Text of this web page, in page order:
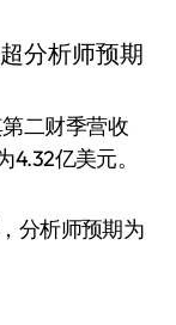
二财季营收
亿美元。
分析师预期为